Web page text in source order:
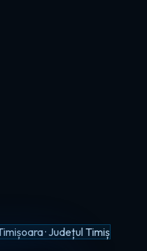
Electrice · Timiș